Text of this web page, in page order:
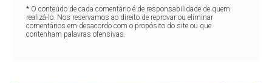
* O conteúdo de cada comentário é de responsabilidade de quem
realizá-lo. Nos reservamos ao direito de reprovar ou eliminar
comentários em desacordo com o propósito do site ou que
contenham palavras ofensivas.